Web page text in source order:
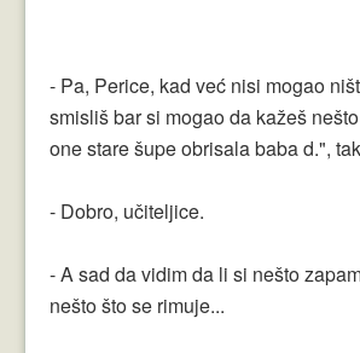
- Pa, Perice, kad već nisi mogao
smisliš bar si mogao da kažeš
one stare šupe obrisala baba d.",
- Dobro, učiteljice.
- A sad da vidim da li si nešto
nešto što se rimuje...